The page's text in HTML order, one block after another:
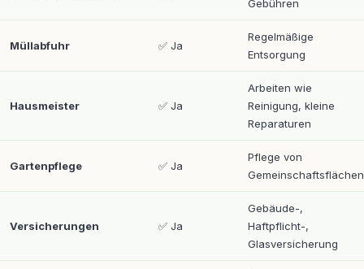
Gebühren
Müllabfuhr ✅ Ja
Regelmäßige
Entsorgung
Hausmeister ✅ Ja
Arbeiten wie
Reinigung, kleine
Reparaturen
Gartenpflege ✅ Ja
Pflege von
Gemeinschaftsflächen
Versicherungen ✅ Ja
Gebäude-,
Haftpflicht-,
Glasversicherung